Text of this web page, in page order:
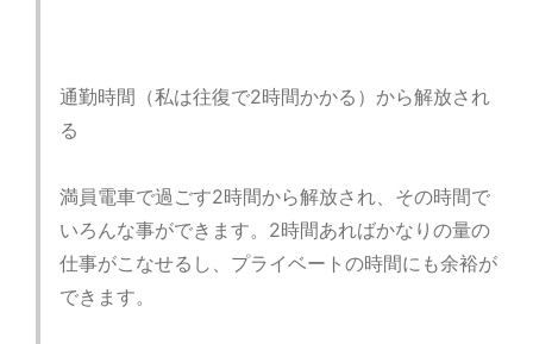
通勤時間（私は往復で2時間かかる）から解放され
る
満員電車で過ごす2時間から解放され、その時間で
いろんな事ができます。2時間あればかなりの量の
仕事がこなせるし、プライベートの時間にも余裕が
できます。